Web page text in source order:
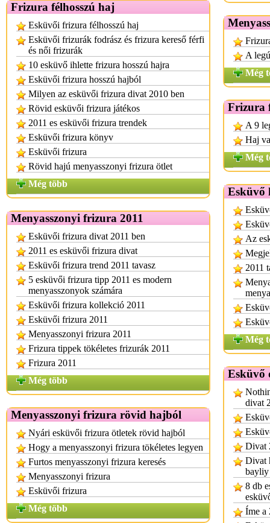
Frizura félhosszú haj
Esküvői frizura félhosszú haj
Esküvői frizurák fodrász és frizura kereső férfi
és női frizurák
10 esküvő ihlette frizura hosszú hajra
Esküvői frizura hosszú hajból
Milyen az esküvői frizura divat 2010 ben
Rövid esküvői frizura játékos
2011 es esküvői frizura trendek
Esküvői frizura könyv
Esküvői frizura
Rövid hajú menyasszonyi frizura ötlet
Még több
Menyasszonyi frizura 2011
Esküvői frizura divat 2011 ben
2011 es esküvői frizura divat
Esküvői frizura trend 2011 tavasz
5 esküvői frizura tipp 2011 es modern
menyasszonyok számára
Esküvői frizura kollekció 2011
Esküvői frizura 2011
Menyasszonyi frizura 2011
Frizura tippek tökéletes frizurák 2011
Frizura 2011
Még több
Menyasszonyi frizura rövid hajból
Nyári esküvői frizura ötletek rövid hajból
Hogy a menyasszonyi frizura tökéletes legyen
Furtos menyasszonyi frizura keresés
Menyasszonyi frizura
Esküvői frizura
Még több
A
Még
Frizura
A 9
Haj
Még
Esküvő
Az
2011
Még
Esküvő
divat
Divat
Divat
bayliy
8 db
Íme a